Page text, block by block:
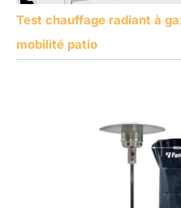
Test chauffage radiant à
mobilité patio